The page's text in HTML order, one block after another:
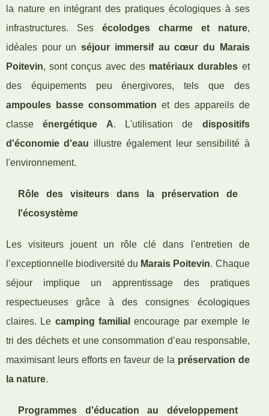
la nature en intégrant des pratiques écologiques à ses
infrastructures. Ses écolodges charme et nature,
idéales pour unséjour immersif au cœur du Marais
Poitevin, sont conçus avec des matériaux durables et
des équipements peu énergivores, tels que des
ampoules basse consommation et des appareils de
classeénergétique A. L'utilisation de dispositifs
d'économie d'eau illustre également leur sensibilité à
l'environnement.
Rôle des visiteurs dans la préservation de
l'écosystème
Les visiteurs jouent un rôle clé dans l'entretien de
l’exceptionnelle biodiversité du Marais Poitevin. Chaque
séjour implique un apprentissage des pratiques
respectueuses grâce à des consignes écologiques
claires. Le camping familial encourage par exemple le
tri des déchets et une consommation d’eau responsable,
maximisant leurs efforts en faveur de la préservation de
la nature.
Programmes d'éducation au développement